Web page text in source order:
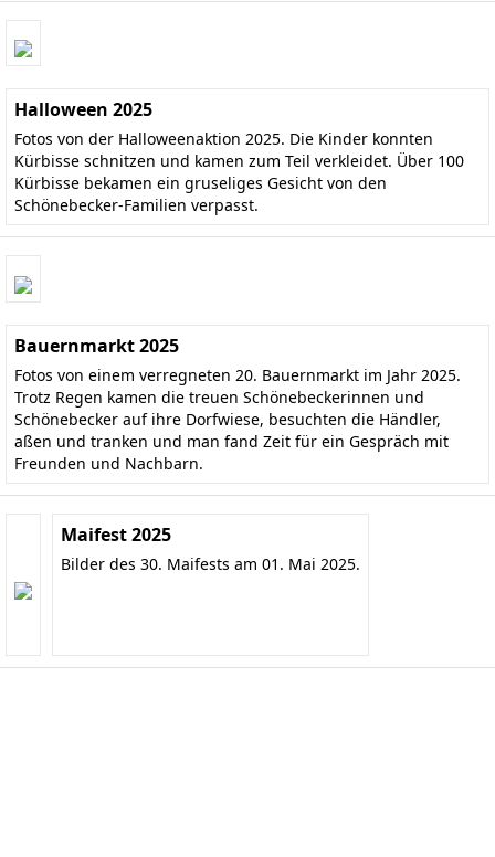
Halloween 2025
Fotos von der Halloweenaktion 2025. Die Kinder konnten
Kürbisse schnitzen und kamen zum Teil verkleidet. Über 100
Kürbisse bekamen ein gruseliges Gesicht von den
Schönebecker-Familien verpasst.
Bauernmarkt 2025
Fotos von einem verregneten 20. Bauernmarkt im Jahr 2025.
Trotz Regen kamen die treuen Schönebeckerinnen und
Schönebecker auf ihre Dorfwiese, besuchten die Händler,
aßen und tranken und man fand Zeit für ein Gespräch mit
Freunden und Nachbarn.
Maifest 2025
Bilder des 30. Maifests am 01. Mai 2025.